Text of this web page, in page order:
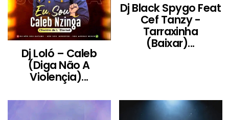
Dj Loló – Caleb
(Diga Não A
Violençia)...
Dj Black Spygo Feat
Cef Tanzy -
Tarraxinha
(Baixar)...